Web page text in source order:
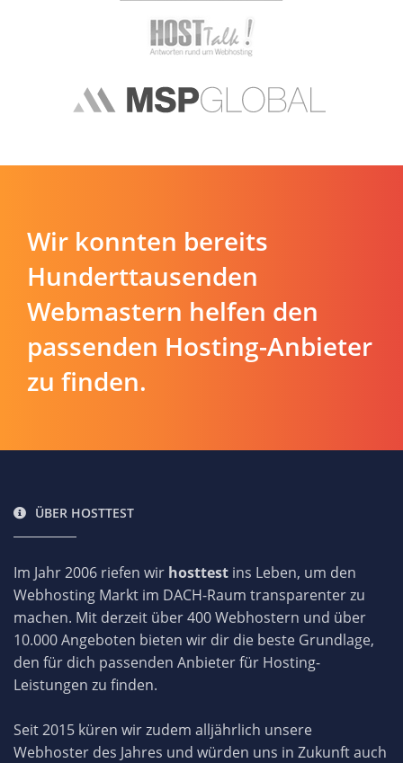
Wir konnten bereits
Hunderttausenden
Webmastern helfen den
passenden Hosting-Anbieter
zu finden.
ÜBER HOSTTEST
Im Jahr 2006 riefen wir hosttest ins Leben, um den
Webhosting Markt im DACH-Raum transparenter zu
machen. Mit derzeit über 400 Webhostern und über
10.000 Angeboten bieten wir dir die beste Grundlage,
den für dich passenden Anbieter für Hosting-
Leistungen zu finden.
Seit 2015 küren wir zudem alljährlich unsere
Webhoster des Jahres und würden uns in Zukunft auch